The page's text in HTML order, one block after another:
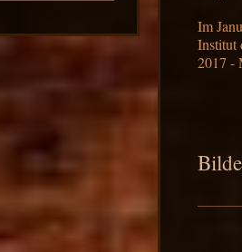
Im
Institut
2017 -